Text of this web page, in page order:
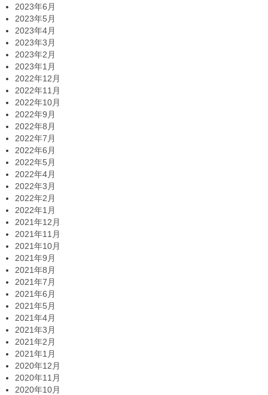
2023年6月
2023年5月
2023年4月
2023年3月
2023年2月
2023年1月
2022年12月
2022年11月
2022年10月
2022年9月
2022年8月
2022年7月
2022年6月
2022年5月
2022年4月
2022年3月
2022年2月
2022年1月
2021年12月
2021年11月
2021年10月
2021年9月
2021年8月
2021年7月
2021年6月
2021年5月
2021年4月
2021年3月
2021年2月
2021年1月
2020年12月
2020年11月
2020年10月